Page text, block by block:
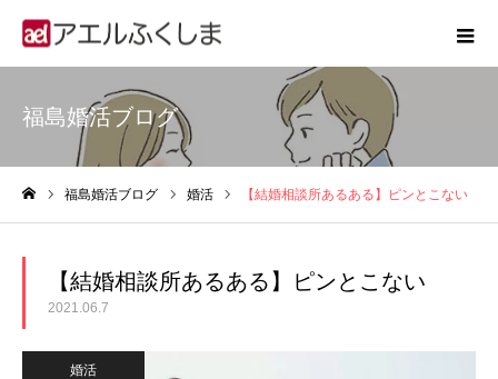
福島婚活ブログ
福島婚活ブログ 婚活 【結婚相談所あるある】ピンとこない
【結婚相談所あるある】ピンとこない
2021.06.7
婚活